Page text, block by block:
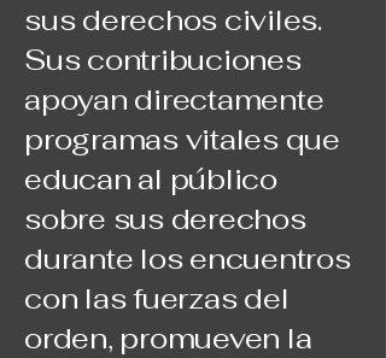
sus derechos civiles.
Sus contribuciones
apoyan directamente
programas vitales que
educan al público
sobre sus derechos
durante los encuentros
con las fuerzas del
orden, promueven la